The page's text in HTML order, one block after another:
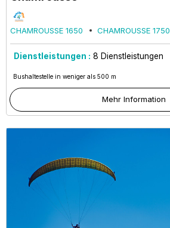
CHAMROUSSE 1650 CHAMROUSSE 1750
Dienstleistungen : 8 Dienstleistungen
Bushaltestelle in weniger als 500 m
Mehr Information